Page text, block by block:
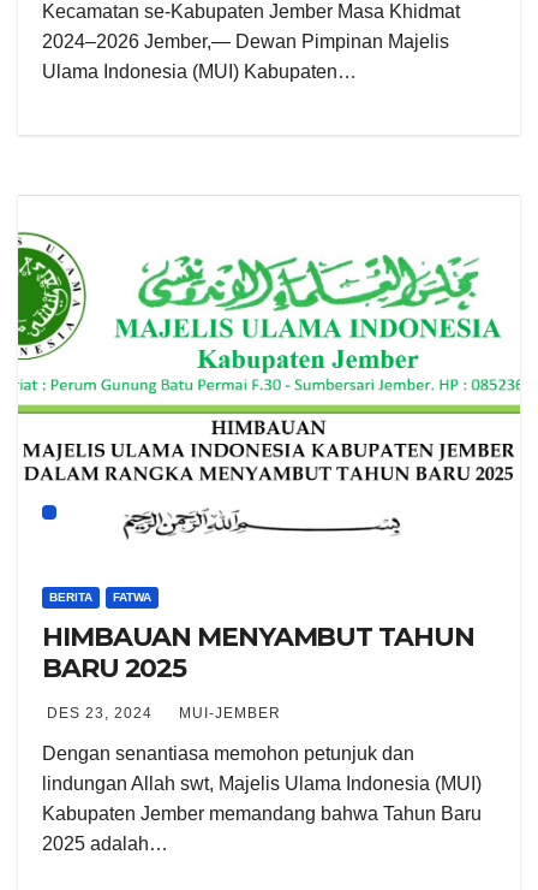
Kecamatan se-Kabupaten Jember Masa Khidmat
2024–2026 Jember,— Dewan Pimpinan Majelis
Ulama Indonesia (MUI) Kabupaten…
BERITA FATWA
HIMBAUAN MENYAMBUT TAHUN
BARU 2025
DES 23, 2024 MUI-JEMBER
Dengan senantiasa memohon petunjuk dan
lindungan Allah swt, Majelis Ulama Indonesia (MUI)
Kabupaten Jember memandang bahwa Tahun Baru
2025 adalah…